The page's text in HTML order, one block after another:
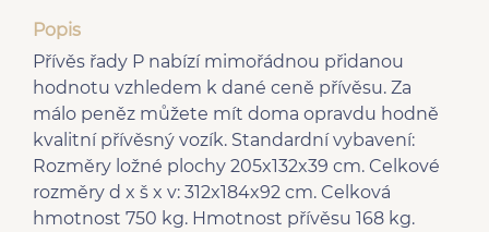
Popis
Přívěs řady P nabízí mimořádnou přidanou
hodnotu vzhledem k dané ceně přívěsu. Za
málo peněz můžete mít doma opravdu hodně
kvalitní přívěsný vozík. Standardní vybavení:
Rozměry ložné plochy 205x132x39 cm. Celkové
rozměry d x š x v: 312x184x92 cm. Celková
hmotnost 750 kg. Hmotnost přívěsu 168 kg.